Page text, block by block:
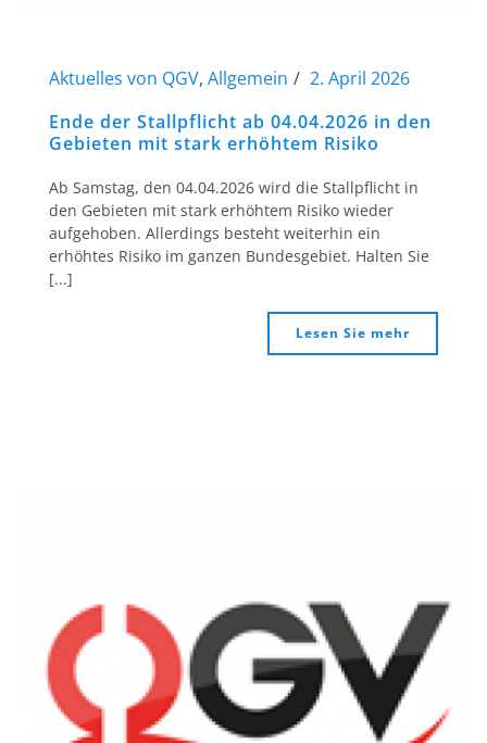
Aktuelles von QGV, Allgemein
2. April 2026
Ende der Stallpflicht ab 04.04.2026 in den
Gebieten mit stark erhöhtem Risiko
Ab Samstag, den 04.04.2026 wird die Stallpflicht in
den Gebieten mit stark erhöhtem Risiko wieder
aufgehoben. Allerdings besteht weiterhin ein
erhöhtes Risiko im ganzen Bundesgebiet. Halten Sie
[...]
Lesen Sie mehr